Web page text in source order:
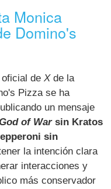
Monica
Domino's
oficial deXde la
Pizza se ha
un mensaje
of Warsin Kratos
sin
la intención clara
interacciones y
más conservador